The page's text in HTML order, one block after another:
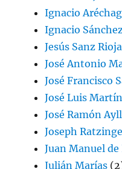
Ignacio
Ignacio
Jesús Sanz Rioja
José Antonio
José Francisco
José Luis
José Ramón
Joseph
Juan Manuel de
Julián Marías